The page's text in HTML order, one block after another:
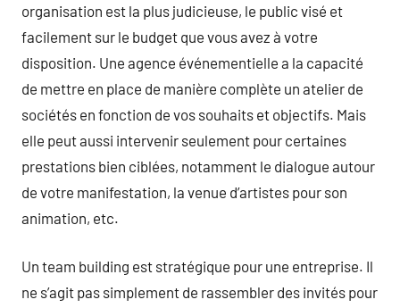
organisation est la plus judicieuse, le public visé et
facilement sur le budget que vous avez à votre
disposition. Une agence événementielle a la capacité
de mettre en place de manière complète un atelier de
sociétés en fonction de vos souhaits et objectifs. Mais
elle peut aussi intervenir seulement pour certaines
prestations bien ciblées, notamment le dialogue autour
de votre manifestation, la venue d’artistes pour son
animation, etc.
Un team building est stratégique pour une entreprise. Il
ne s’agit pas simplement de rassembler des invités pour